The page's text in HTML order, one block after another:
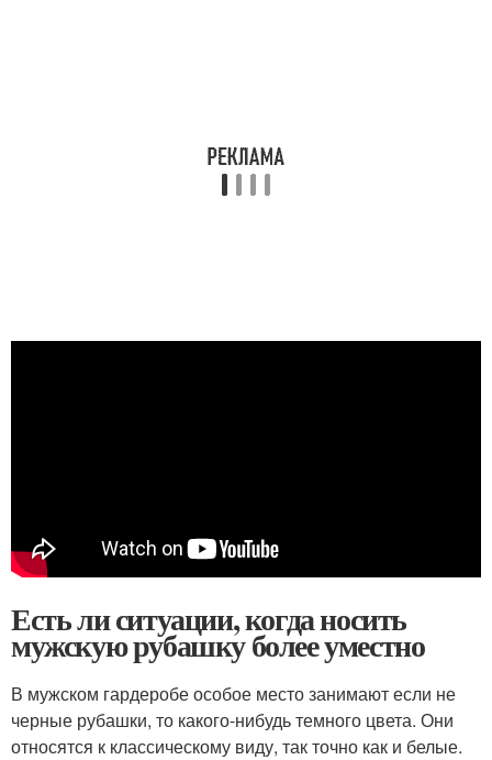
Есть ли ситуации, когда носить
мужскую рубашку более уместно
В мужском гардеробе особое место занимают если не
черные рубашки, то какого-нибудь темного цвета. Они
относятся к классическому виду, так точно как и белые.